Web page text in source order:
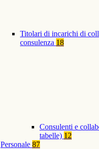
Titolari di incarichi di
consulenza 18
Consulenti e
tabelle) 12
Personale 87